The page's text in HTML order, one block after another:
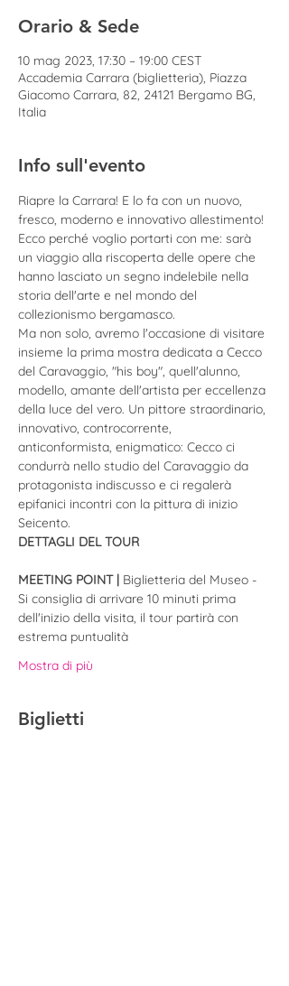
Orario & Sede
10 mag 2023, 17:30 – 19:00 CEST
Accademia Carrara (biglietteria), Piazza
Giacomo Carrara, 82, 24121 Bergamo BG,
Italia
Info sull'evento
Riapre la Carrara! E lo fa con un nuovo,
fresco, moderno e innovativo allestimento!
Ecco perché voglio portarti con me: sarà
un viaggio alla riscoperta delle opere che
hanno lasciato un segno indelebile nella
storia dell'arte e nel mondo del
collezionismo bergamasco.
Ma non solo, avremo l'occasione di visitare
insieme la prima mostra dedicata a Cecco
del Caravaggio, "his boy", quell'alunno,
modello, amante dell'artista per eccellenza
della luce del vero. Un pittore straordinario,
innovativo, controcorrente,
anticonformista, enigmatico​: Cecco ci
condurrà nello studio del Caravaggio da
protagonista indiscusso e ci regalerà
epifanici incontri con la pittura di inizio
Seicento.
DETTAGLI DEL TOUR
MEETING POINT | Biglietteria del Museo -
Si consiglia di arrivare 10 minuti prima
dell'inizio della visita, il tour partirà con
estrema puntualità
Mostra di più
Biglietti